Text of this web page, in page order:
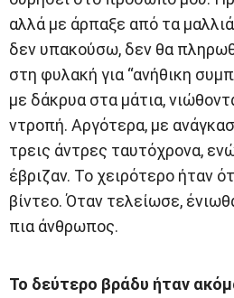
αλλά με άρπαξε από τα
δεν υπακούσω, δεν θα
στη φυλακή για “ανήθικη
με δάκρυα στα μάτια,
ντροπή. Αργότερα, με
τρεις άντρες ταυτόχρονα,
έβριζαν. Το χειρότερο ήταν
βίντεο. Όταν τελείωσε,
πια άνθρωπος.
Το δεύτερο βράδυ ήταν